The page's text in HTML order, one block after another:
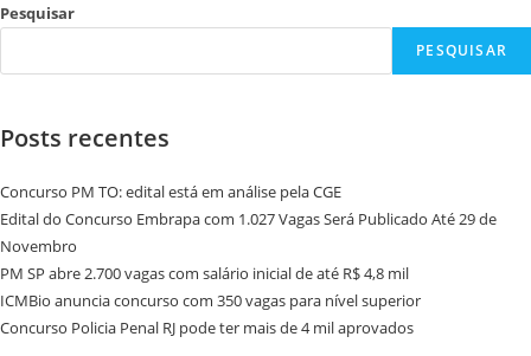
Pesquisar
PESQUISAR
Posts recentes
Concurso PM TO: edital está em análise pela CGE
Edital do Concurso Embrapa com 1.027 Vagas Será Publicado Até 29 de
Novembro
PM SP abre 2.700 vagas com salário inicial de até R$ 4,8 mil
ICMBio anuncia concurso com 350 vagas para nível superior
Concurso Policia Penal RJ pode ter mais de 4 mil aprovados